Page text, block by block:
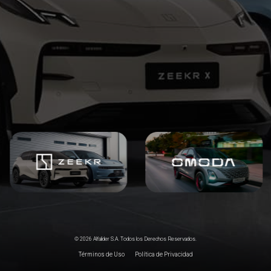
nuestros clientes en cada paso, con confianza, respaldo y
© 2026 Alfalider S.A. Todos los Derechos Reservados.
Términos de Uso Política de Privacidad